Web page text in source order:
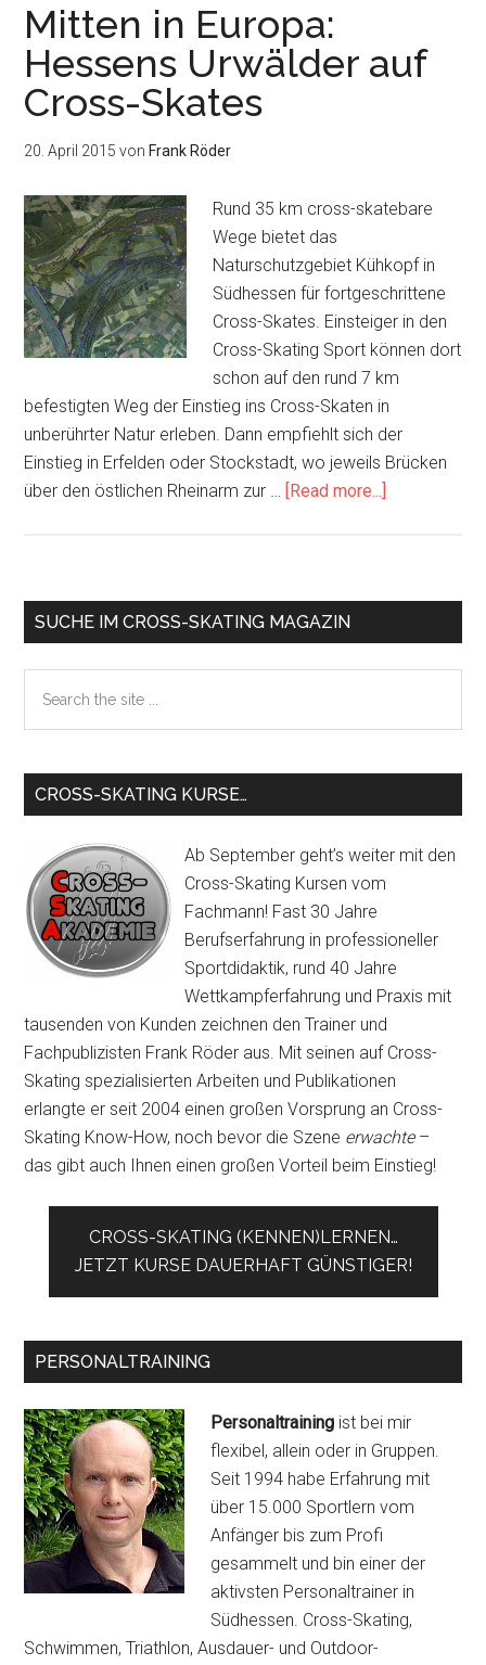
Mitten in Europa:
Hessens Urwälder auf
Cross-Skates
20. April 2015 von Frank Röder
Rund 35 km cross-skatebare
Wege bietet das
Naturschutzgebiet Kühkopf in
Südhessen für fortgeschrittene
Cross-Skates. Einsteiger in den
Cross-Skating Sport können dort
schon auf den rund 7 km
befestigten Weg der Einstieg ins Cross-Skaten in
unberührter Natur erleben. Dann empfiehlt sich der
Einstieg in Erfelden oder Stockstadt, wo jeweils Brücken
über den östlichen Rheinarm zur …
[Read more...]
Hessens
Primary
SUCHE IM CROSS-SKATING MAGAZIN
the
CROSS-SKATING KURSE…
Ab September geht’s weiter mit den
Cross-Skating Kursen vom
Fachmann! Fast 30 Jahre
Berufserfahrung in professioneller
Sportdidaktik, rund 40 Jahre
Wettkampferfahrung und Praxis mit
tausenden von Kunden zeichnen den Trainer und
Fachpublizisten Frank Röder aus. Mit seinen auf Cross-
Skating spezialisierten Arbeiten und Publikationen
erlangte er seit 2004 einen großen Vorsprung an Cross-
Skating Know-How, noch bevor die Szene erwachte–
das gibt auch Ihnen einen großen Vorteil beim Einstieg!
CROSS-SKATING (KENNEN)LERNEN…
JETZT KURSE DAUERHAFT GÜNSTIGER!
PERSONALTRAINING
Personaltraining ist bei mir
flexibel, allein oder in Gruppen.
Seit 1994 habe Erfahrung mit
über 15.000 Sportlern vom
Anfänger bis zum Profi
gesammelt und bin einer der
aktivsten Personaltrainer in
Südhessen. Cross-Skating,
Schwimmen, Triathlon, Ausdauer- und Outdoor-